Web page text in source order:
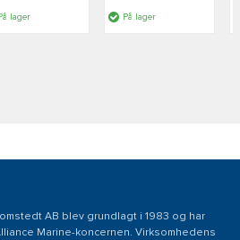
lager På lager
AB blev grundlagt i 1983 og har
Marine-koncernen. Virksomhedens